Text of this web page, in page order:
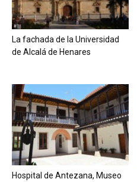
La fachada de la Universidad
de Alcalá de Henares
Hospital de Antezana, Museo